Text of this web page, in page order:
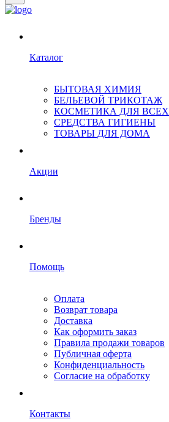
Каталог
БЫТОВАЯ ХИМИЯ
БЕЛЬЕВОЙ ТРИКОТАЖ
КОСМЕТИКА ДЛЯ ВСЕХ
СРЕДСТВА ГИГИЕНЫ
ТОВАРЫ ДЛЯ ДОМА
Акции
Бренды
Помощь
Оплата
Возврат товара
Доставка
Как оформить заказ
Правила продажи товаров
Публичная оферта
Конфиденциальность
Согласие на обработку
Контакты